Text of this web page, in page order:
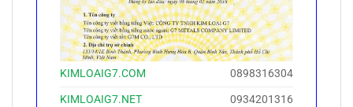
KIMLOAIG7.COM
0898316304
KIMLOAIG7.NET
0934201316